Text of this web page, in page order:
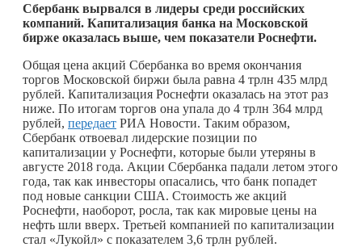
Сбербанк вырвался в лидеры среди российских
компаний. Капитализация банка на Московской
бирже оказалась выше, чем показатели Роснефти.
Общая цена акций Сбербанка во время окончания
торгов Московской биржи была равна 4 трлн 435 млрд
рублей. Капитализация Роснефти оказалась на этот раз
ниже. По итогам торгов она упала до 4 трлн 364 млрд
рублей, передает РИА Новости. Таким образом,
Сбербанк отвоевал лидерские позиции по
капитализации у Роснефти, которые были утеряны в
августе 2018 года. Акции Сбербанка падали летом этого
года, так как инвесторы опасались, что банк попадет
под новые санкции США. Стоимость же акций
Роснефти, наоборот, росла, так как мировые цены на
нефть шли вверх. Третьей компанией по капитализации
стал «Лукойл» с показателем 3,6 трлн рублей.